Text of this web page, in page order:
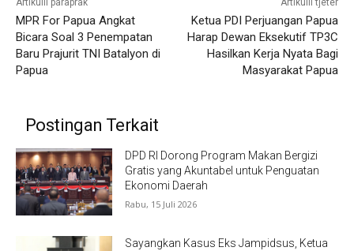
MPR For Papua Angkat
Bicara Soal 3 Penempatan
Baru Prajurit TNI Batalyon di
Papua
Ketua PDI Perjuangan Papua
Harap Dewan Eksekutif TP3C
Hasilkan Kerja Nyata Bagi
Masyarakat Papua
Postingan Terkait
DPD RI Dorong Program Makan Bergizi
Gratis yang Akuntabel untuk Penguatan
Ekonomi Daerah
Rabu, 15 Juli 2026
Sayangkan Kasus Eks Jampidsus, Ketua